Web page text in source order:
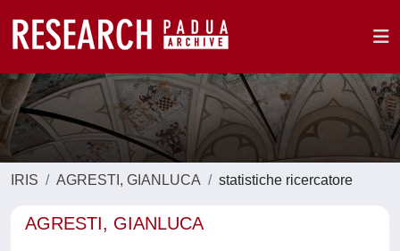
IRIS AGRESTI, GIANLUCA statistiche ricercatore
AGRESTI, GIANLUCA